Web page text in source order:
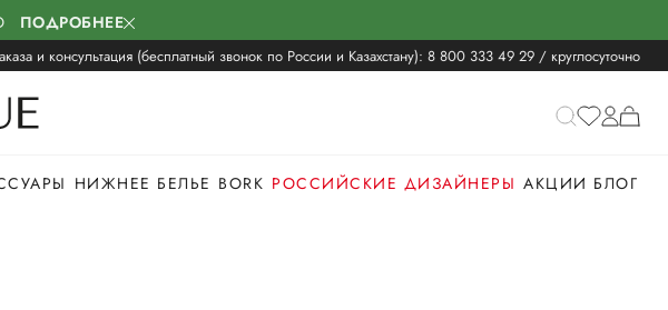
ПОДРОБНЕЕ
и консультация (бесплатный звонок по России и Казахстану): 8 800 333 49 29 / круглосуточно
НИЖНЕЕ БЕЛЬЕ BORK РОССИЙСКИЕ ДИЗАЙНЕРЫ АКЦИИ БЛОГ